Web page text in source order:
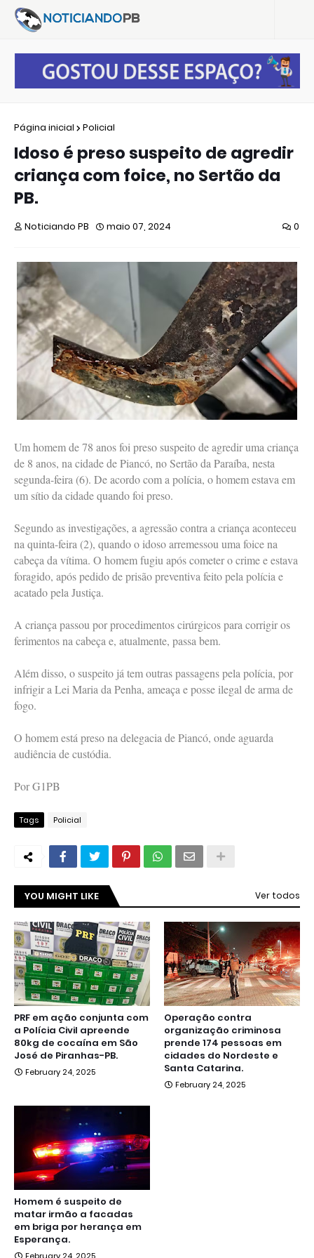
Página inicial Policial
Idoso é preso suspeito de agredir
criança com foice, no Sertão da
PB.
Noticiando PB maio 07, 2024 0
Um homem de 78 anos foi preso suspeito de agredir uma criança
de 8 anos, na cidade de Piancó, no Sertão da Paraíba, nesta
segunda-feira (6). De acordo com a polícia, o homem estava em
um sítio da cidade quando foi preso.
Segundo as investigações, a agressão contra a criança aconteceu
na quinta-feira (2), quando o idoso arremessou uma foice na
cabeça da vítima. O homem fugiu após cometer o crime e estava
foragido, após pedido de prisão preventiva feito pela polícia e
acatado pela Justiça.
A criança passou por procedimentos cirúrgicos para corrigir os
ferimentos na cabeça e, atualmente, passa bem.
Além disso, o suspeito já tem outras passagens pela polícia, por
infrigir a Lei Maria da Penha, ameaça e posse ilegal de arma de
fogo.
O homem está preso na delegacia de Piancó, onde aguarda
audiência de custódia.
Por G1PB
Tags Policial
YOU MIGHT LIKE Ver todos
PRF em ação conjunta com
a Polícia Civil apreende
80kg de cocaína em São
José de Piranhas-PB.
February 24, 2025
Operação contra
organização criminosa
prende 174 pessoas em
cidades do Nordeste e
Santa Catarina.
February 24, 2025
Homem é suspeito de
matar irmão a facadas
em briga por herança em
Esperança.